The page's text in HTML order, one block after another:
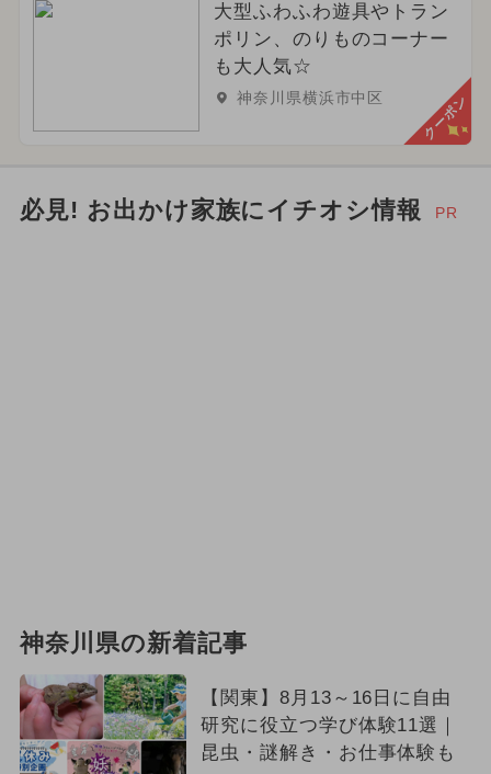
大型ふわふわ遊具やトラン
ポリン、のりものコーナー
も大人気☆
神奈川県横浜市中区 クーポン
必見! お出かけ家族にイチオシ情報 PR
神奈川県の新着記事
【関東】8月13～16日に自由
研究に役立つ学び体験11選｜
昆虫・謎解き・お仕事体験も